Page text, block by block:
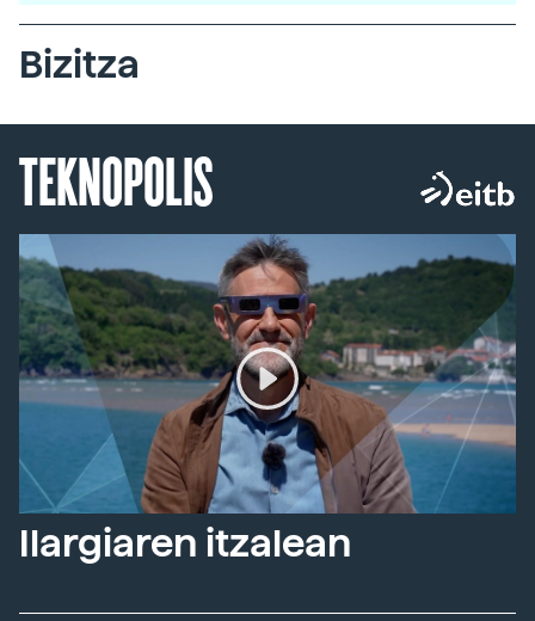
Bizitza
TEKNOPOLIS
Ilargiaren itzalean